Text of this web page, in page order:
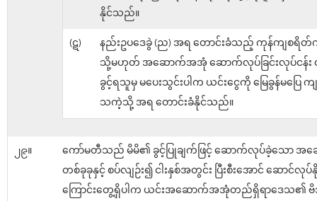
နိုင်သည်။
(ဋ)
နည်းဥပဒေခွဲ (ည) အရ တောင်းခံသည့် ကုန်ကျစရိတ်
သို့မဟုတ် အဆောက်အအုံ ဆောက်လုပ်ခြင်းလုပ်ငန်း
ခွင့်ရသူမှ မပေးသွင်းပါက ယင်းငွေကို မြေခွန်မပြေ ကျ
သကဲ့သို့ အရ တောင်းခံနိုင်သည်။
၂၉။
ကော်မတီသည် မိမိ၏ ခွင့်ပြုချက်ဖြင့် ဆောက်လုပ်ခဲ့သော
တစ်ခုခုနှင့် စပ်လျဉ်း၍ ငါးနှစ်အတွင်း ပြီးစီးအောင် ဆောင်လုပ်နို
ကြောင်းတွေ့ရှိပါက ယင်းအဆောက်အအုံတည်ရှိရာဒေသ၏